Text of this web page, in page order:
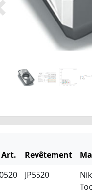
Précédent
Art. Revêtement
JP5520